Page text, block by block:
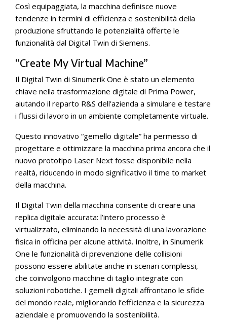
Così equipaggiata, la macchina definisce nuove
tendenze in termini di efficienza e sostenibilità della
produzione sfruttando le potenzialità offerte le
funzionalità dal Digital Twin di Siemens.
“Create My Virtual Machine”
Il Digital Twin di Sinumerik One è stato un elemento
chiave nella trasformazione digitale di Prima Power,
aiutando il reparto R&S dell’azienda a simulare e testare
i flussi di lavoro in un ambiente completamente virtuale.
Questo innovativo “gemello digitale” ha permesso di
progettare e ottimizzare la macchina prima ancora che il
nuovo prototipo Laser Next fosse disponibile nella
realtà, riducendo in modo significativo il time to market
della macchina.
Il Digital Twin della macchina consente di creare una
replica digitale accurata: l’intero processo è
virtualizzato, eliminando la necessità di una lavorazione
fisica in officina per alcune attività. Inoltre, in Sinumerik
One le funzionalità di prevenzione delle collisioni
possono essere abilitate anche in scenari complessi,
che coinvolgono macchine di taglio integrate con
soluzioni robotiche. I gemelli digitali affrontano le sfide
del mondo reale, migliorando l’efficienza e la sicurezza
aziendale e promuovendo la sostenibilità.